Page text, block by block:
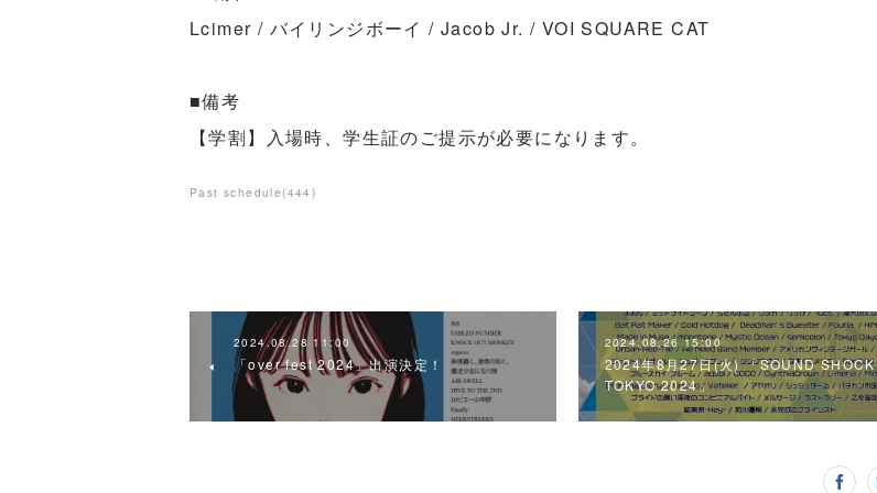
Lcimer / バイリンジボーイ / Jacob Jr. / VOI SQUARE CAT
■備考
【学割】⼊場時、学生証のご提示が必要になります。
Past schedule (444 )
2024.08.28 11:00
「over fest 2024」出演決定！
2024.08.26 15:00
2024年8月27日(火) 「SOUND SHOCK
TOKYO 2024」